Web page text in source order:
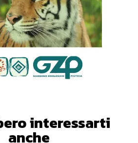
interessarti
anche